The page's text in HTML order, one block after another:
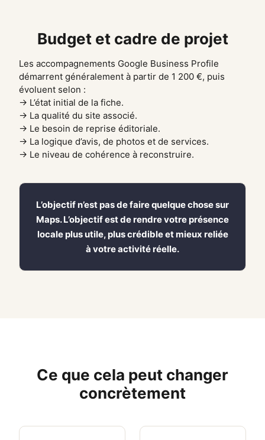
Budget et cadre de projet
Les accompagnements Google Business Profile
démarrent généralement à partir de 1 200 €, puis
évoluent selon :
→ L’état initial de la fiche.
→ La qualité du site associé.
→ Le besoin de reprise éditoriale.
→ La logique d’avis, de photos et de services.
→ Le niveau de cohérence à reconstruire.
L’objectif n’est pas de faire quelque chose sur
Maps. L’objectif est de rendre votre présence
locale plus utile, plus crédible et mieux reliée
à votre activité réelle.
Ce que cela peut changer
concrètement